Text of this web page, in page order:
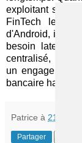
exploitant ses
FinTech les
d'Android, il ne
besoin latent
centralisé, facile
un engagement
bancaire
Patrice à 21:30
Partager